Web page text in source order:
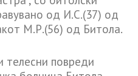
од И.С.(37) од
М.Р.(56) од Битола.
телесни повреди